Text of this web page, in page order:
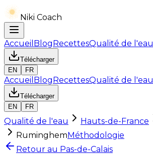
Niki Coach
Accueil BlogRecettesQualité de l'eau
Télécharger
EN
FR
Accueil BlogRecettesQualité de l'eau
Télécharger
EN
FR
Qualité de l'eau Hauts-de-France
RuminghemMéthodologie
Retour au Pas-de-Calais